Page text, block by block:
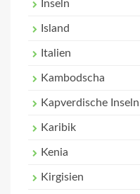
Inseln
Island
Italien
Kambodscha
Kapverdische Inseln
Karibik
Kenia
Kirgisien